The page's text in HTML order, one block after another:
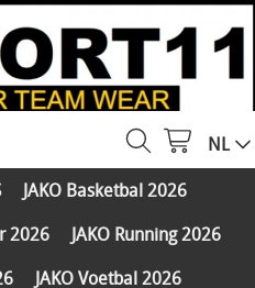
NL
JAKO Basketbal 2026
2026
JAKO Running 2026
JAKO Voetbal 2026